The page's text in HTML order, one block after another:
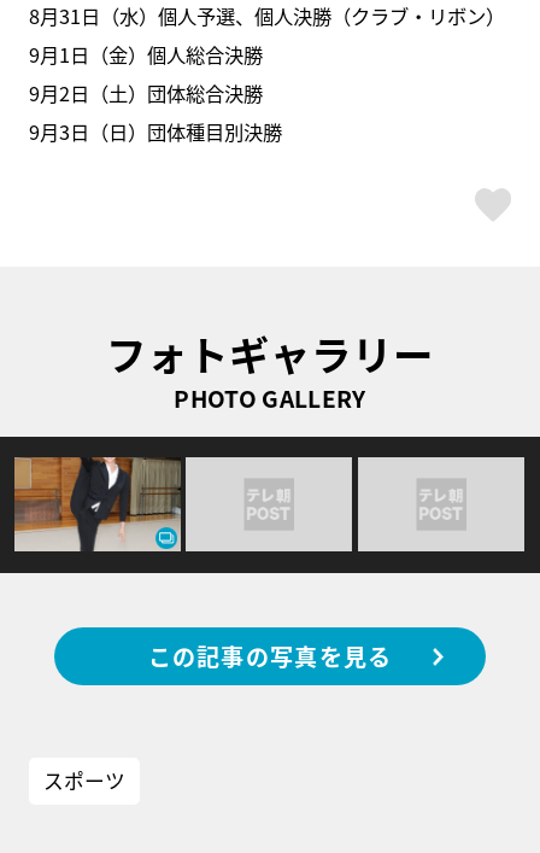
8月31日（水）個人予選、個人決勝（クラブ・リボン）
9月1日（金）個人総合決勝
9月2日（土）団体総合決勝
9月3日（日）団体種目別決勝
フォトギャラリー
PHOTO GALLERY
この記事の写真を見る
スポーツ